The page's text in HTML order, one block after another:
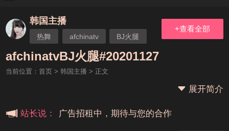
韩国主播
热舞 afchinatv BJ火腿
+查看全部
afchinatvBJ火腿#20201127
当前位置： 首页> 韩国主播 > 正文
展开简介
站长说：
本站大事件(19j网站发展历程)
广告招租中，期待与您的合作